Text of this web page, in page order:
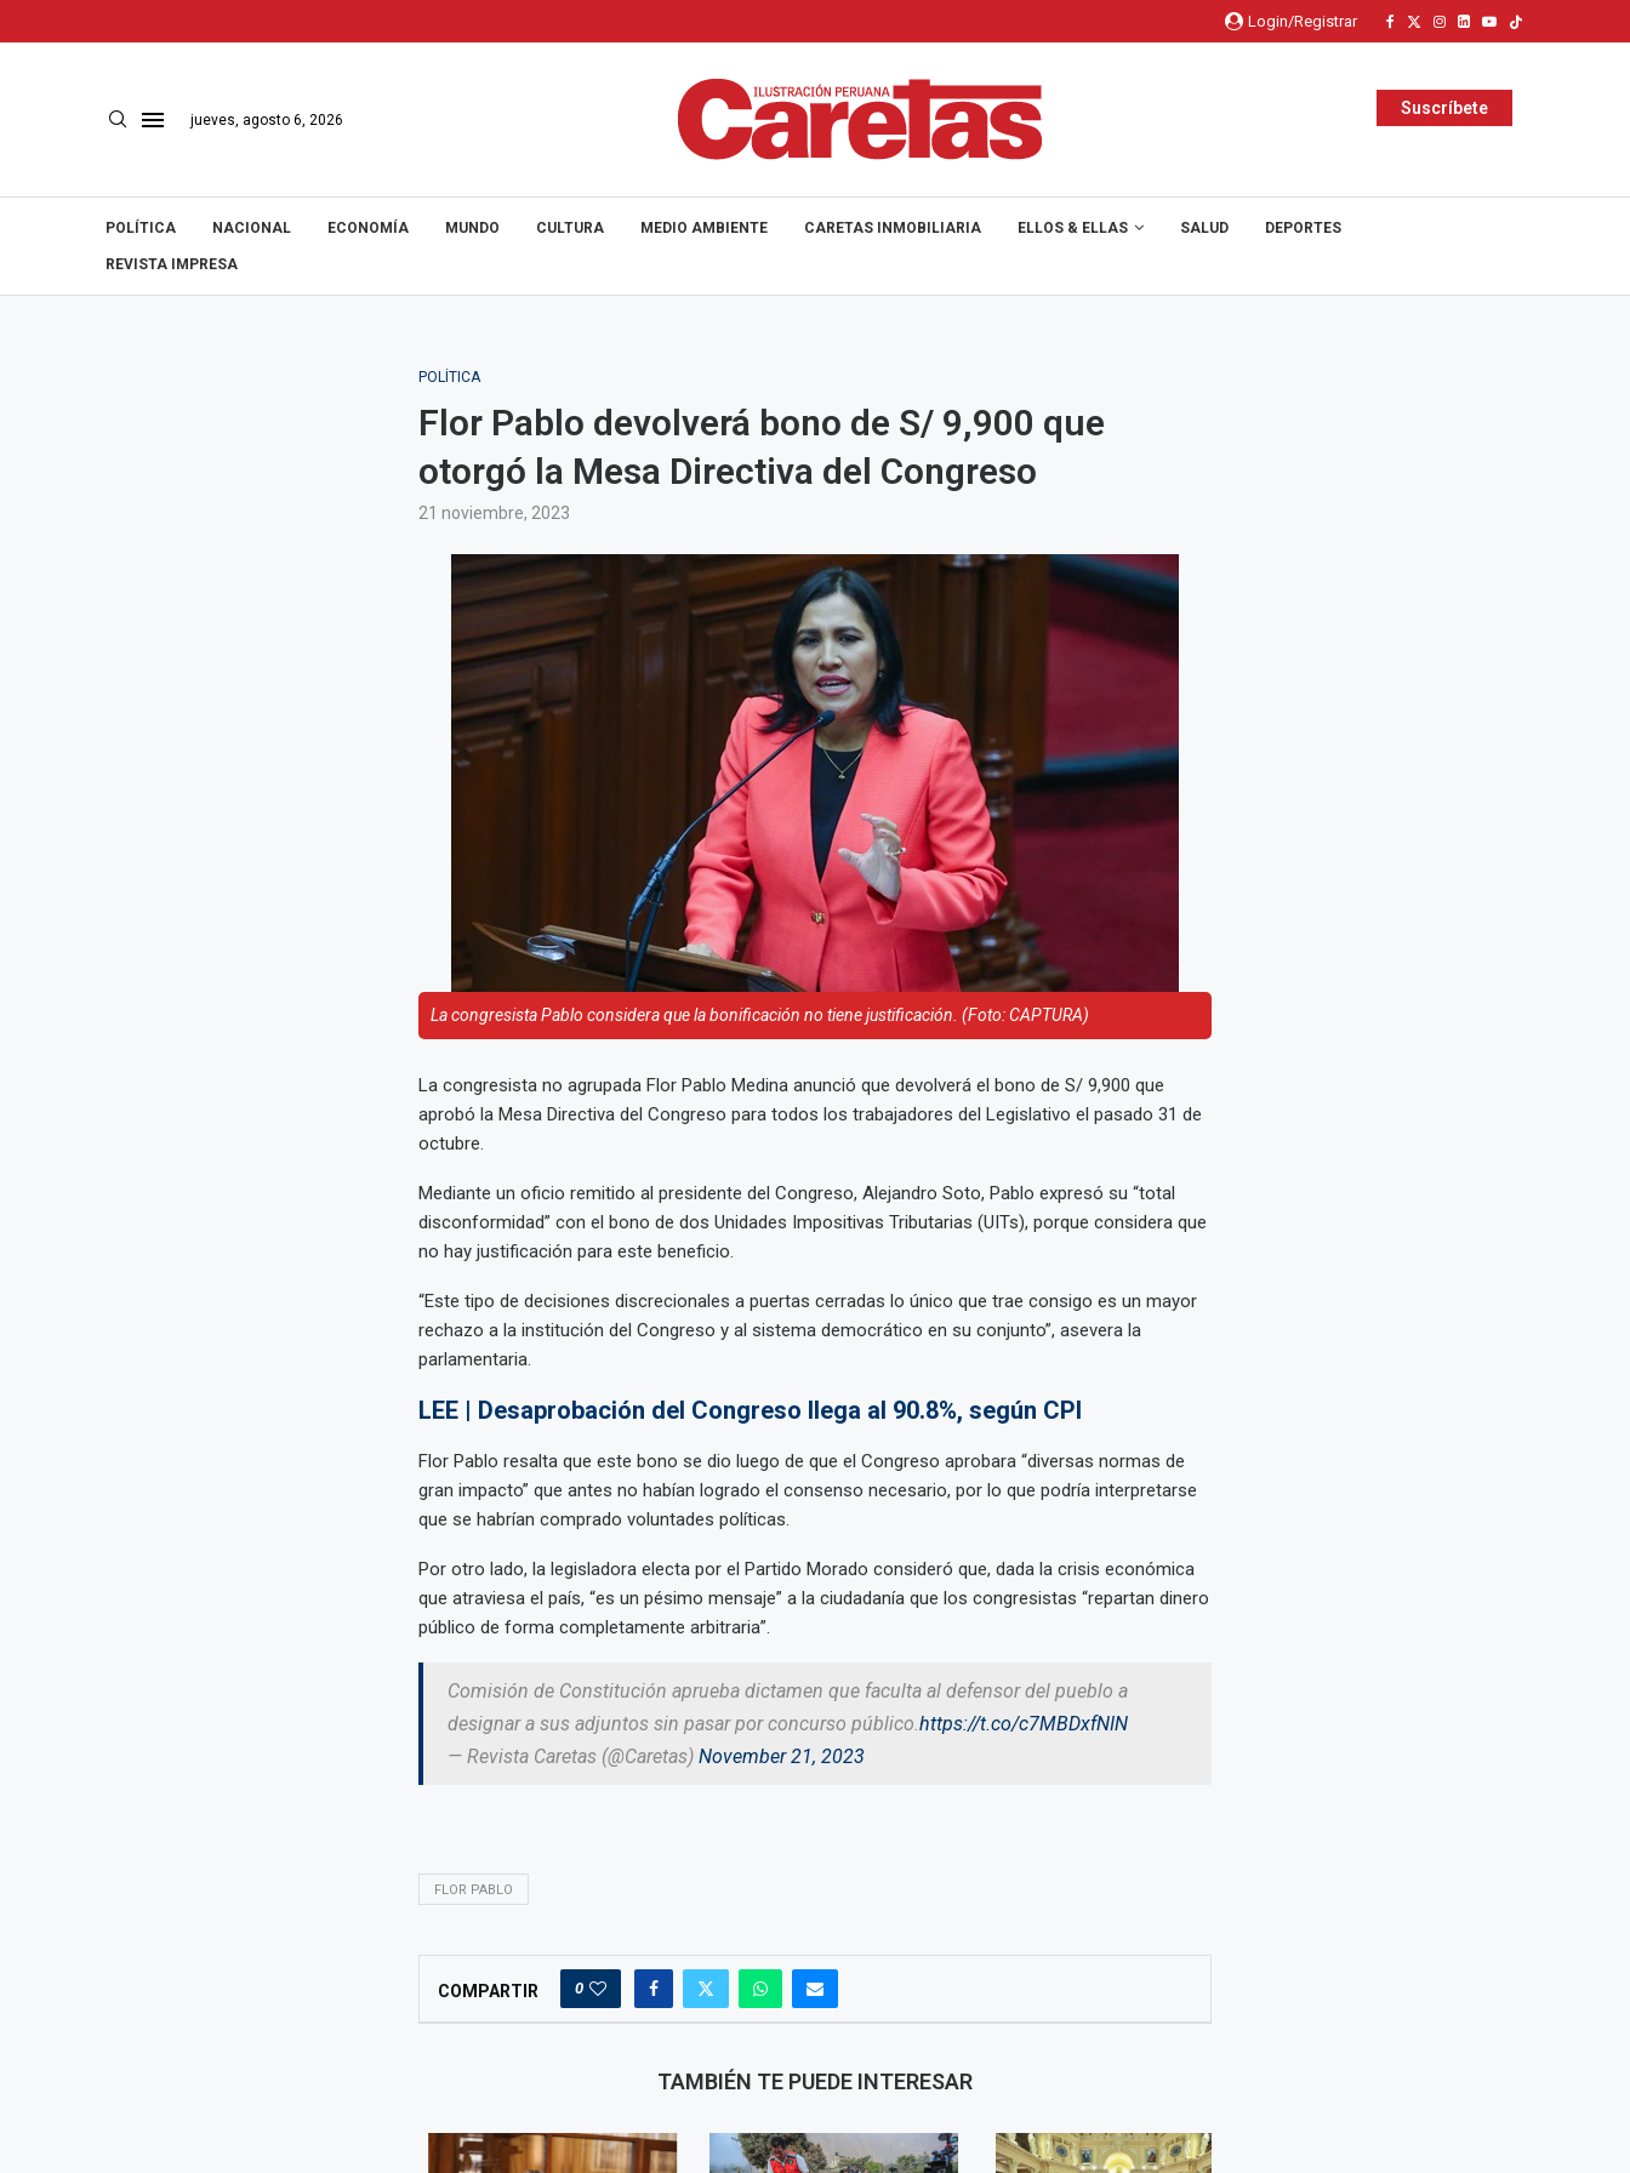
Login/Registrar
jueves, agosto 6, 2026
Suscríbete
POLÍTICA NACIONAL ECONOMÍA MUNDO CULTURA MEDIO AMBIENTE CARETAS INMOBILIARIA ELLOS & ELLAS SALUD DEPORTES
REVISTA IMPRESA
POLÍTICA
Flor Pablo devolverá bono de S/ 9,900 que
otorgó la Mesa Directiva del Congreso
21 noviembre, 2023
La congresista Pablo considera que la bonificación no tiene justificación. (Foto: CAPTURA)
La congresista no agrupada Flor Pablo Medina anunció que devolverá el bono de S/ 9,900 que
aprobó la Mesa Directiva del Congreso para todos los trabajadores del Legislativo el pasado 31 de
octubre.
Mediante un oficio remitido al presidente del Congreso, Alejandro Soto, Pablo expresó su “total
disconformidad” con el bono de dos Unidades Impositivas Tributarias (UITs), porque considera que
no hay justificación para este beneficio.
“Este tipo de decisiones discrecionales a puertas cerradas lo único que trae consigo es un mayor
rechazo a la institución del Congreso y al sistema democrático en su conjunto”, asevera la
parlamentaria.
LEE | Desaprobación del Congreso llega al 90.8%, según CPI
Flor Pablo resalta que este bono se dio luego de que el Congreso aprobara “diversas normas de
gran impacto” que antes no habían logrado el consenso necesario, por lo que podría interpretarse
que se habrían comprado voluntades políticas.
Por otro lado, la legisladora electa por el Partido Morado consideró que, dada la crisis económica
que atraviesa el país, “es un pésimo mensaje” a la ciudadanía que los congresistas “repartan dinero
público de forma completamente arbitraria”.
Comisión de Constitución aprueba dictamen que faculta al defensor del pueblo a
designar a sus adjuntos sin pasar por concurso público.https://t.co/c7MBDxfNIN
— Revista Caretas (@Caretas) November 21, 2023
FLOR PABLO
COMPARTIR 0
TAMBIÉN TE PUEDE INTERESAR